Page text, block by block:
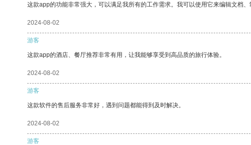
这款app的功能非常强大，可以满足我所有的工作需求。我可以使用它来编辑文档、
2024-08-02
游客
这款app的酒店、餐厅推荐非常有用，让我能够享受到高品质的旅行体验。
2024-08-02
游客
这款软件的售后服务非常好，遇到问题都能得到及时解决。
2024-08-02
游客